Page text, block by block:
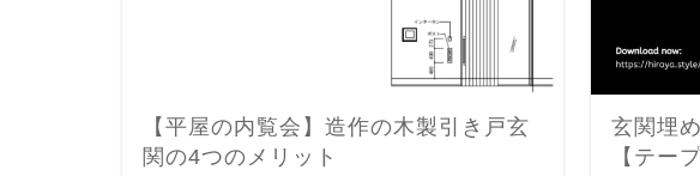
【平屋の内覧会】造作の木製引き戸玄
関の4つのメリット
玄関埋
【テー